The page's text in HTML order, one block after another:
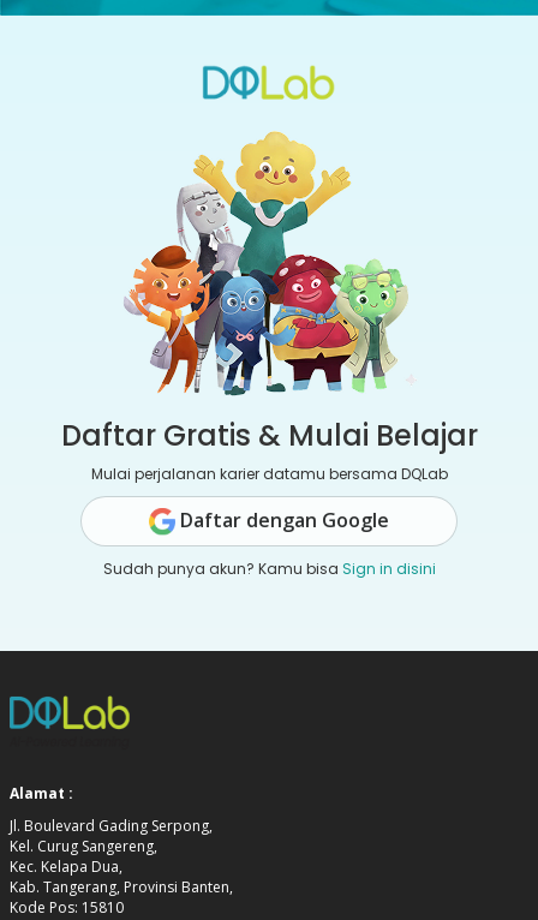
Daftar Gratis & Mulai Belajar
Mulai perjalanan karier datamu bersama DQLab
Daftar dengan Google
Sudah punya akun? Kamu bisa Sign in disini
Alamat :
Jl. Boulevard Gading Serpong,
Kel. Curug Sangereng,
Kec. Kelapa Dua,
Kab. Tangerang, Provinsi Banten,
Kode Pos: 15810